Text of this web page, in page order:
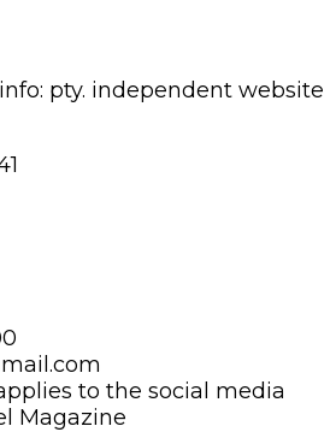
pty. independent website
to the social media
Magazine